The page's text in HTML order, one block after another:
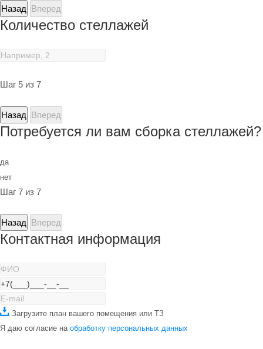
Назад Вперед
Количество стеллажей
Шаг 5 из 7
Назад Вперед
Потребуется ли вам сборка стеллажей?
да
нет
Шаг 7 из 7
Назад Вперед
Контактная информация
Загрузите план вашего помещения или ТЗ
Я даю согласие на обработку персональных данных